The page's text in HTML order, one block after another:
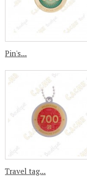
Pin's...
Travel tag...